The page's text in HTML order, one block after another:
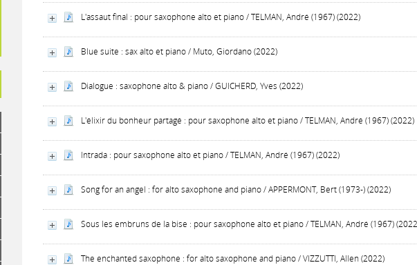
L'assaut final : pour saxophone alto et piano / TELMAN, André (1967) (2022)
Blue suite : sax alto et piano / Muto, Giordano (2022)
Dialogue : saxophone alto & piano / GUICHERD, Yves (2022)
L'élixir du bonheur partagé : pour saxophone alto et piano / TELMAN, André (1967) (2022)
Intrada : pour saxophone alto et piano / TELMAN, André (1967) (2022)
Song for an angel : for alto saxophone and piano / APPERMONT, Bert (1973-) (2022)
Sous les embruns de la bise : pour saxophone alto et piano / TELMAN, André (1967)
The enchanted saxophone : for alto saxophone and piano / VIZZUTTI, Allen (2022)